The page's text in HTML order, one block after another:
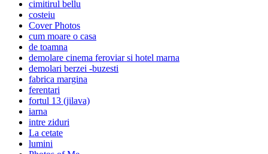
cimitirul bellu
costeiu
Cover Photos
cum moare o casa
de toamna
demolare cinema feroviar si hotel marna
demolari berzei -buzesti
fabrica margina
ferentari
fortul 13 (jilava)
iarna
intre ziduri
La cetate
lumini